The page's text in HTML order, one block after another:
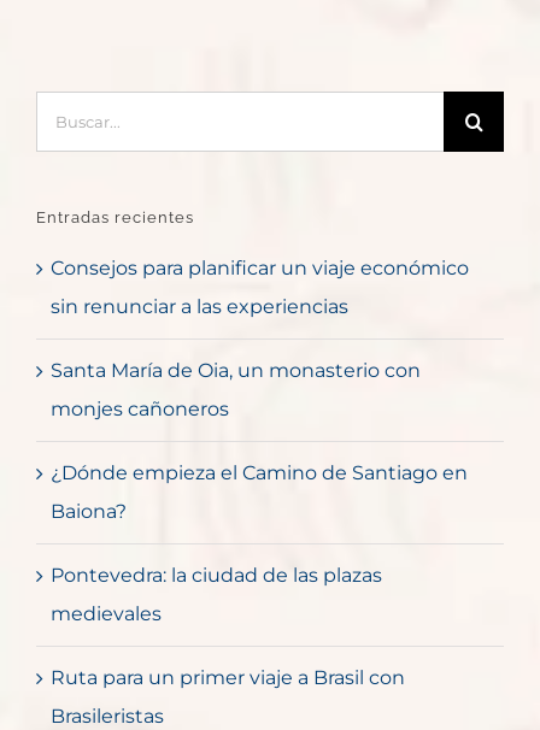
Entradas recientes
Consejos para planificar un viaje económico
sin renunciar a las experiencias
Santa María de Oia, un monasterio con
monjes cañoneros
¿Dónde empieza el Camino de Santiago en
Baiona?
Pontevedra: la ciudad de las plazas
medievales
Ruta para un primer viaje a Brasil con
Brasileristas